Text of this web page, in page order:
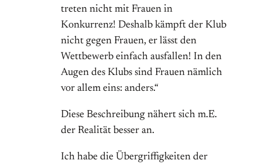
treten nicht mit Frauen in
Konkurrenz! Deshalb kämpft der Klub
nicht gegen Frauen, er lässt den
Wettbewerb einfach ausfallen! In den
Augen des Klubs sind Frauen nämlich
vor allem eins: anders.“
Diese Beschreibung nähert sich m.E.
der Realität besser an.
Ich habe die Übergriffigkeiten der